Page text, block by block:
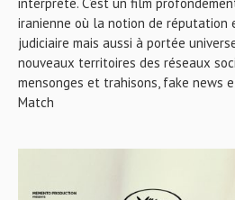
iranienne où la notion de réputation
judiciaire mais aussi à portée
nouveaux territoires des réseaux
mensonges et trahisons, fake news
Match